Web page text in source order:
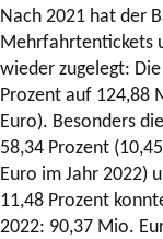
Nach 2021 hat der
Mehrfahrtentickets
wieder zugelegt:
Prozent auf 124,88
Euro). Besonders
58,34 Prozent
Euro im Jahr 2022)
11,48 Prozent
2022: 90,37 Mio.